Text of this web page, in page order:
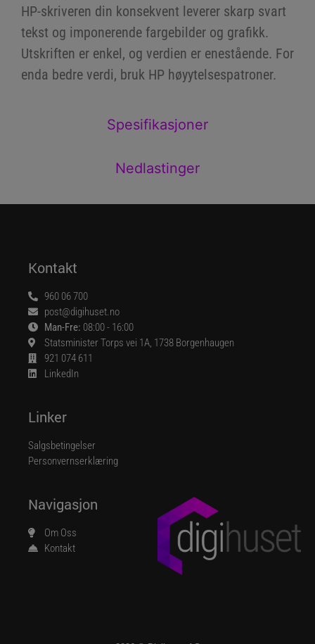
Spesifikasjoner
Nedlastinger
HP-skriveren din konsekvent leverer skarp svart
tekst og imponerende fargebilder og grafikk.
Utskriften er enkel, og verdien er enestående. For
enda bedre verdi, bruk HP høyytelsespatroner.
Navigasjon
Om Oss
Kontakt
Linker
Salgsbetingelser
Personvernserklæring
Kontakt
960 06 700
post@digihuset.no
Man-Fre: 08:00 - 16:00
Statsminister Torps vei 1A, 1738 Borgenhaugen
921 074 611
LinkedIn